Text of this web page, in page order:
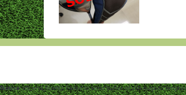
Notice: ob_end_flush(): Failed to send buffer of zlib output